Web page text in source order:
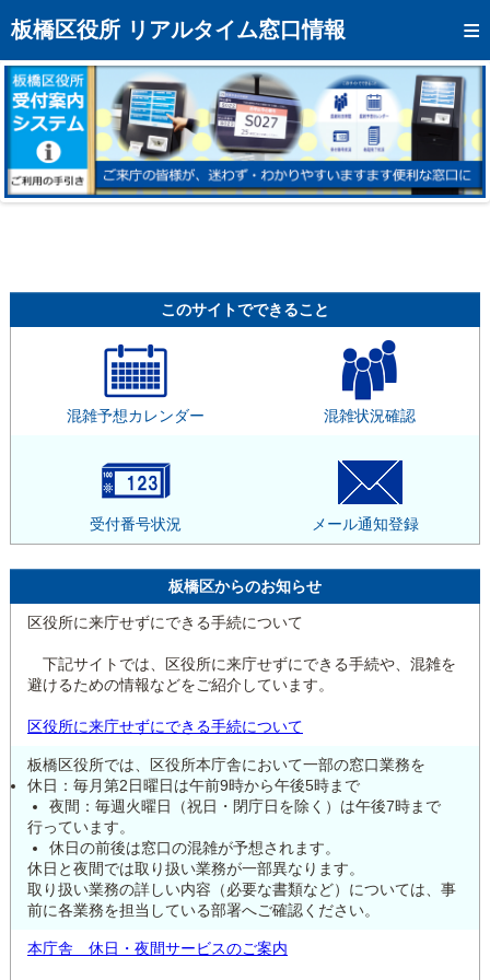
板橋区役所 リアルタイム窓口情報
トップページへ
混雑予想カレンダー
リアルタイム混雑状況
リアルタイム受付番号状況
メール通知登録
モバイルサイト
区役所フロアマップ
このサイトでできること
混雑予想カレンダー 混雑状況確認
受付番号状況 メール通知登録
板橋区からのお知らせ
区役所に来庁せずにできる手続について
下記サイトでは、区役所に来庁せずにできる手続や、混雑を
避けるための情報などをご紹介しています。
区役所に来庁せずにできる手続について
板橋区役所では、区役所本庁舎において一部の窓口業務を
休日：毎月第2日曜日は午前9時から午後5時まで
夜間：毎週火曜日（祝日・閉庁日を除く）は午後7時まで
行っています。
休日の前後は窓口の混雑が予想されます。
休日と夜間では取り扱い業務が一部異なります。
取り扱い業務の詳しい内容（必要な書類など）については、事
前に各業務を担当している部署へご確認ください。
本庁舎 休日・夜間サービスのご案内